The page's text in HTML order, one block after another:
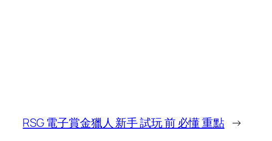
RSG 電子賞金獵人 新手 試玩 前 必懂 重點 →